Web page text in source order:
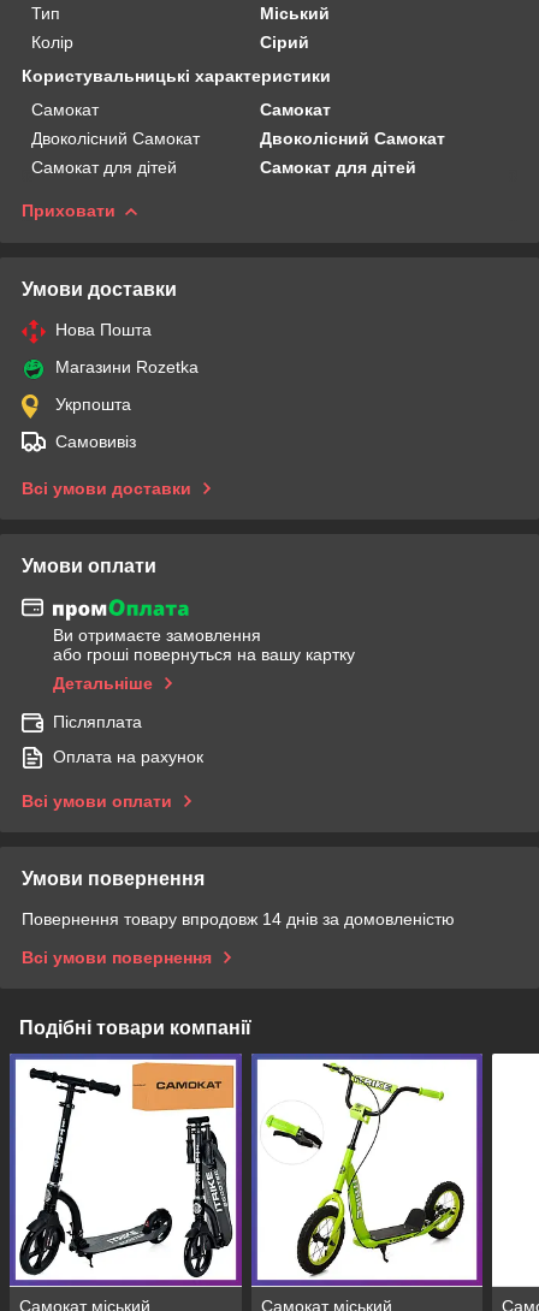
Тип
Міський
Колір
Сірий
Користувальницькі характеристики
Самокат
Самокат
Двоколісний Самокат
Двоколісний Самокат
Самокат для дітей
Самокат для дітей
Приховати
Умови доставки
Нова Пошта
Магазини Rozetka
Укрпошта
Самовивіз
Всі умови доставки
Умови оплати
Ви отримаєте замовлення
або гроші повернуться на вашу картку
Детальніше
Післяплата
Оплата на рахунок
Всі умови оплати
Умови повернення
Повернення товару впродовж 14 днів за домовленістю
Всі умови повернення
Подібні товари компанії
Самокат міський
Самокат міський